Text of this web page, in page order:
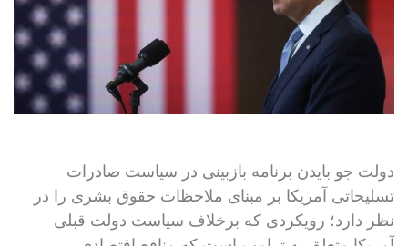
دولت جو بایدن برنامه بازبینی در سیاست صادرات
تسلیحاتی آمریکا بر مبنای ملاحظات حقوق بشری را در
نظر دارد؛ رویکردی که برخلاف سیاست دولت قبلی